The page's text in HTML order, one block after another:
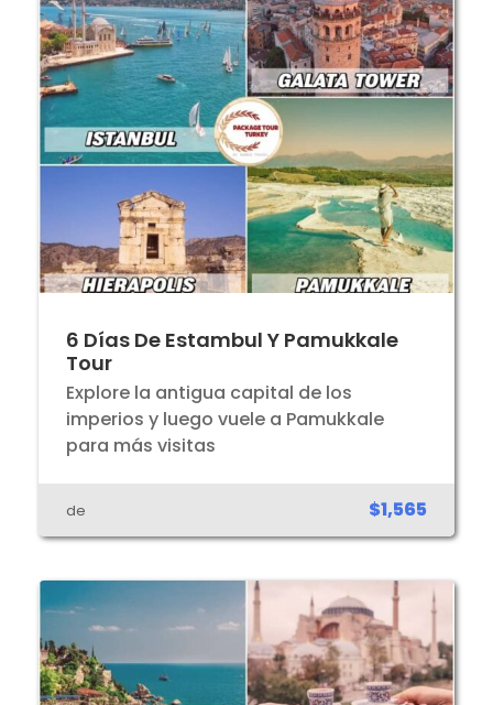
6 Días De Estambul Y Pamukkale
Tour
Explore la antigua capital de los
imperios y luego vuele a Pamukkale
para más visitas
de $1,565